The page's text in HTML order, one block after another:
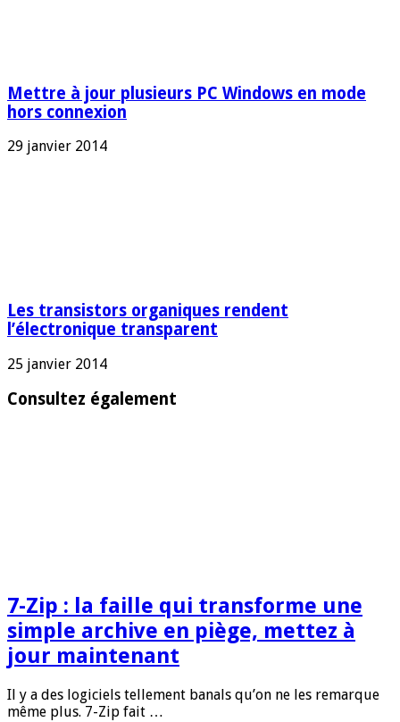
Mettre à jour plusieurs PC Windows en mode
hors connexion
29 janvier 2014
Les transistors organiques rendent
l’électronique transparent
25 janvier 2014
Consultez également
7-Zip : la faille qui transforme une
simple archive en piège, mettez à
jour maintenant
Il y a des logiciels tellement banals qu’on ne les remarque
même plus. 7-Zip fait …